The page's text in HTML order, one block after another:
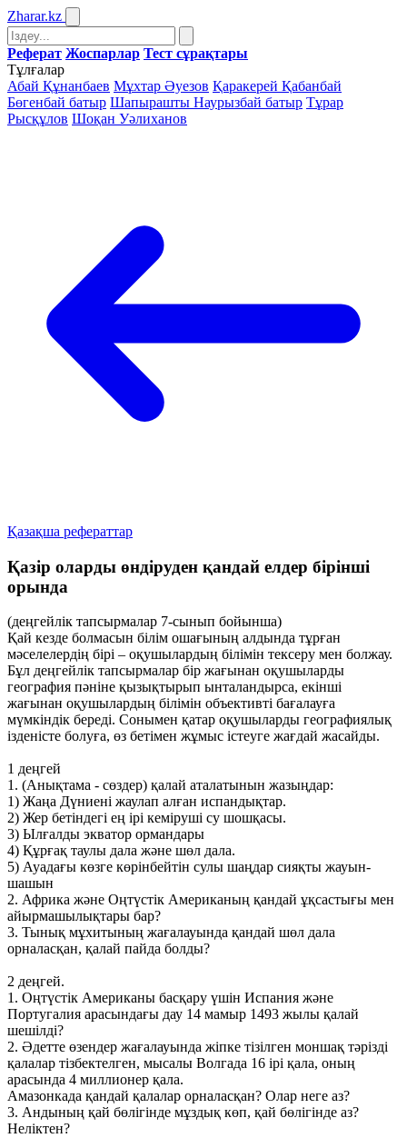
Zharar.kz
Реферат Жоспарлар Тест сұрақтары
Тұлғалар
Абай Құнанбаев Мұхтар Әуезов Қаракерей Қабанбай
Бөгенбай батыр Шапырашты Наурызбай батыр Тұрар
Рысқұлов Шоқан Уәлиханов
Қазақша рефераттар
Қазір оларды өндіруден қандай елдер бірінші
орында
(деңгейлік тапсырмалар 7-сынып бойынша)
Қай кезде болмасын білім ошағының алдында тұрған
мәселелердің бірі – оқушылардың білімін тексеру мен болжау.
Бұл деңгейлік тапсырмалар бір жағынан оқушыларды
география пәніне қызықтырып ынталандырса, екінші
жағынан оқушылардың білімін объективті бағалауға
мүмкіндік береді. Сонымен қатар оқушыларды географиялық
ізденісте болуға, өз бетімен жұмыс істеуге жағдай жасайды.
1 деңгей
1. (Анықтама - сөздер) қалай аталатынын жазыңдар:
1) Жаңа Дүниені жаулап алған испандықтар.
2) Жер бетіндегі ең ірі кеміруші су шошқасы.
3) Ылғалды экватор ормандары
4) Құрғақ таулы дала және шөл дала.
5) Ауадағы көзге көрінбейтін сулы шаңдар сияқты жауын-
шашын
2. Африка және Оңтүстік Американың қандай ұқсастығы мен
айырмашылықтары бар?
3. Тынық мұхитының жағалауында қандай шөл дала
орналасқан, қалай пайда болды?
2 деңгей.
1. Оңтүстік Американы басқару үшін Испания және
Португалия арасындағы дау 14 мамыр 1493 жылы қалай
шешілді?
2. Әдетте өзендер жағалауында жіпке тізілген моншақ тәрізді
қалалар тізбектелген, мысалы Волгада 16 ірі қала, оның
арасында 4 миллионер қала.
Амазонкада қандай қалалар орналасқан? Олар неге аз?
3. Андының қай бөлігінде мұздық көп, қай бөлігінде аз?
Неліктен?